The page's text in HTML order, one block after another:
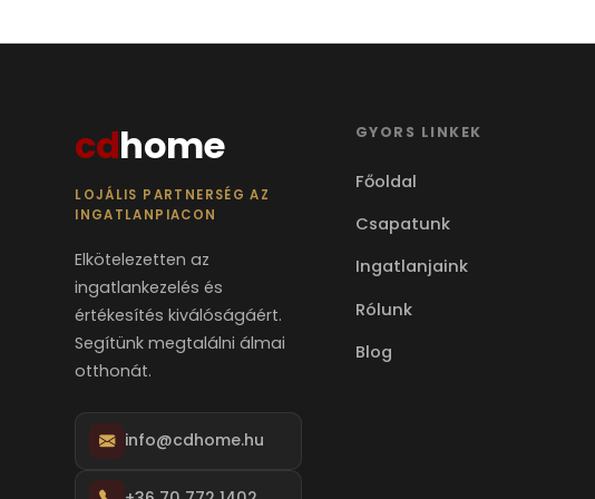
cdhome
LOJÁLIS PARTNERSÉG AZ
INGATLANPIACON
Elkötelezetten az
ingatlankezelés és
értékesítés kiválóságáért.
Segítünk megtalálni álmai
otthonát.
info@cdhome.hu
GYORS LINKEK
Főoldal
Csapatunk
Ingatlanjaink
Rólunk
Blog